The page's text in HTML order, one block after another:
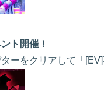
ト開催！
ーをクリアして「